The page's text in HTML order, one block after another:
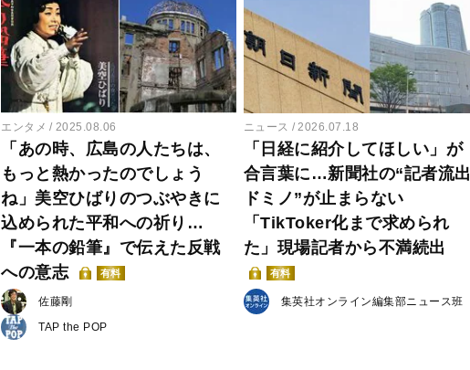
エンタメ 2025.08.06
「あの時、広島の人たちは、
もっと熱かったのでしょう
ね」美空ひばりのつぶやきに
込められた平和への祈り…
『一本の鉛筆』で伝えた反戦
への意志
有料
佐藤剛
TAP the POP
ニュース 2026.07.18
「日経に紹介してほしい」が
合言葉に…新聞社の“記者流出
ドミノ”が止まらない
「TikToker化まで求められ
た」現場記者から不満続出
有料
集英社オンライン編集部ニュース班